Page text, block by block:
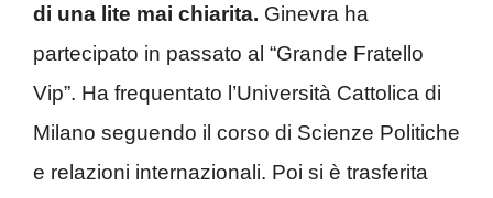
di una lite mai chiarita. Ginevra ha
partecipato in passato al “Grande Fratello
Vip”. Ha frequentato l’Università Cattolica di
Milano seguendo il corso di Scienze Politiche
e relazioni internazionali. Poi si è trasferita